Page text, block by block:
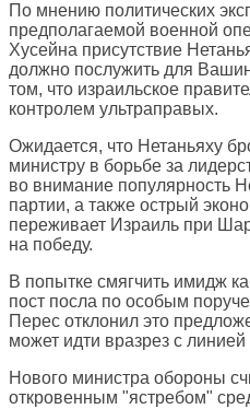
По мнению политических
предполагаемой военной
Хусейна присутствие
должно послужить для
том, что израильское
контролем ультраправых.
Ожидается, что Нетаньяху
министру в борьбе за
во внимание популярность
партии, а также острый
переживает Израиль при
на победу.
В попытке смягчить имидж
пост посла по особым
Перес отклонил это
может идти вразрез с
Нового министра обороны
откровенным "ястребом"